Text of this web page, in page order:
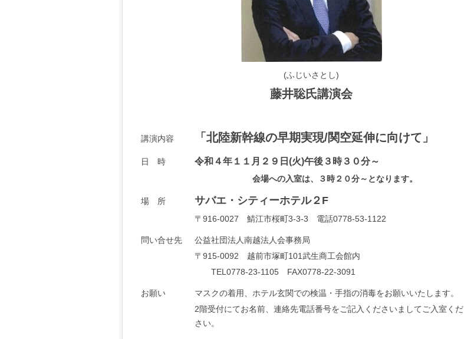
(ふじいさとし)
藤井聡氏講演会
講演内容 「北陸新幹線の早期実現/関空延伸に向けて」
日 時 令和４年１１月２９日(火)午後３時３０分～
会場への入室は、３時２０分～となります。
場 所 サバエ・シティーホテル２F
〒916-0027 鯖江市桜町3-3-3 電話0778-53-1122
問い合せ先
公益社団法人南越法人会事務局
〒915-0092 越前市塚町101武生商工会館内
TEL0778-23-1105 FAX0778-22-3091
お願い
マスクの着用、ホテル玄関での検温・手指の消毒をお願いいたします。
2階受付にてお名前、連絡先電話番号をご記入くださいましてご入室くだ
さい。